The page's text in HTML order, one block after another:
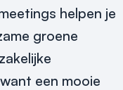
helpen je
groene
een mooie